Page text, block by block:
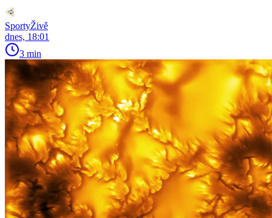
SportyŽivě
dnes, 18:01
3 min